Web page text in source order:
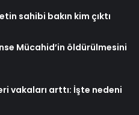
sahibi bakın kim çıktı
Mücahid’in öldürülmesini
vakaları arttı: İşte nedeni